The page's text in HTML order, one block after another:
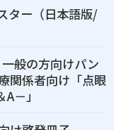
ター（日本語版/
般の方向けパン
関係者向け「点眼
－」